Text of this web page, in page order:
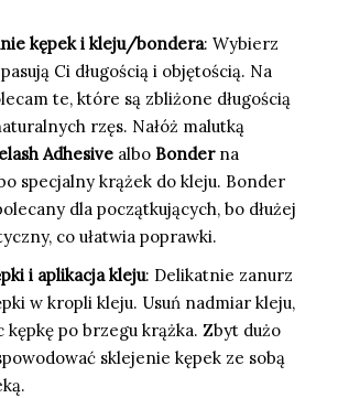
kępek i kleju/bondera: Wybierz
Ci długością i objętością. Na
te, które są zbliżone długością
rzęs. Nałóż malutką
Adhesive albo Bonderna
specjalny krążek do kleju. Bonder
dla początkujących, bo dłużej
co ułatwia poprawki.
i aplikacja kleju: Delikatnie zanurz
w kropli kleju. Usuń nadmiar kleju,
kępkę po brzegu krążka. Zbyt dużo
sklejenie kępek ze sobą